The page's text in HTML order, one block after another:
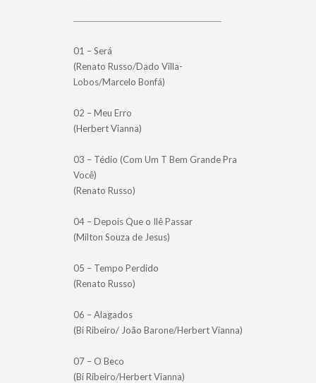
01 – Será
(Renato Russo/Dado Villa-
Lobos/Marcelo Bonfá)
02 – Meu Erro
(Herbert Vianna)
03 – Tédio (Com Um T Bem Grande Pra
Você)
(Renato Russo)
04 – Depois Que o Ilê Passar
(Milton Souza de Jesus)
05 – Tempo Perdido
(Renato Russo)
06 – Alagados
(Bi Ribeiro/ João Barone/Herbert Vianna)
07 – O Beco
(Bi Ribeiro/Herbert Vianna)